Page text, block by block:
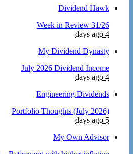
Dividend Hawk
Week in Review 31/26
4 days ago
My Dividend Dynasty
July 2026 Dividend Income
4 days ago
Engineering Dividends
Portfolio Thoughts (July 2026)
5 days ago
My Own Advisor